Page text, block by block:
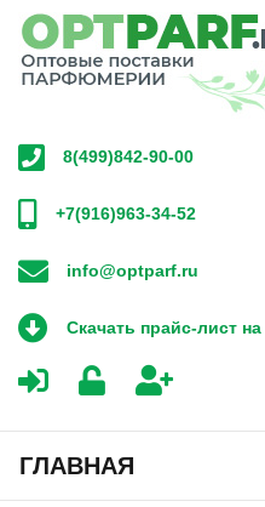
8(499)842-90-00
+7(916)963-34-52
info@optparf.ru
Скачать прайс-лист на
ГЛАВНАЯ